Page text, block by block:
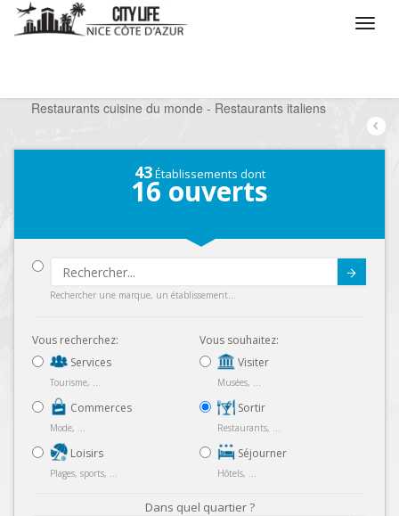
Restaurants cuisine du monde - Restaurants italiens
43Établissements dont
16 ouverts
Rechercher une marque, un établissement...
Vous recherchez:
Services
Tourisme, ...
Commerces
Mode, ...
Loisirs
Plages, sports, ...
Vous souhaitez:
Visiter
Musées, ...
Sortir
Restaurants, ...
Séjourner
Hôtels, ...
Dans quel quartier ?